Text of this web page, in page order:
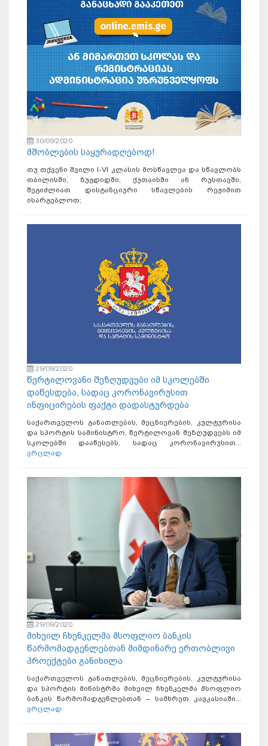
30/09/2020
მშობლების საყურადღებოდ!
თუ თქვენი შვილი I-VI კლასის მოსწავლეა და სწავლობს
თბილისში, ზუგდიდში, ქუთაისში ან რუსთავში,
შეგიძლიათ დისტანციური სწავლების რეჟიმით
ისარგებლოთ;
29/09/2020
წერტილოვანი შეზღუდვები იმ სკოლებში
დაწესდება, სადაც კორონავირუსით
ინფიცირების ფაქტი დადასტურდება
საქართველოს განათლების, მეცნიერების, კულტურისა
და სპორტის სამინისტრო, წერტილოვან შეზღუდვებს იმ
სკოლებში დააწესებს, სადაც კორონავირუსით...
ვრცლად
29/09/2020
მიხეილ ჩხენკელმა მსოფლიო ბანკის
წარმომადგენლებთან მიმდინარე ერთობლივი
პროექტები განიხილა
საქართველოს განათლების, მეცნიერების, კულტურისა
და სპორტის მინისტრმა მიხეილ ჩხენკელმა მსოფლიო
ბანკის წარმომადგენლებთან – სამხრეთ კავკასიაში...
ვრცლად